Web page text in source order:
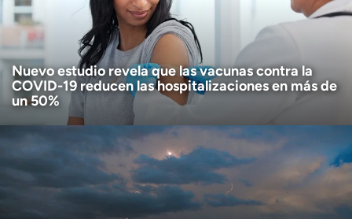
Nuevo estudio revela que las vacunas contra la
COVID-19 reducen las hospitalizaciones en más de
un 50%